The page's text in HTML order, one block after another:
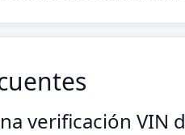
verificación VIN